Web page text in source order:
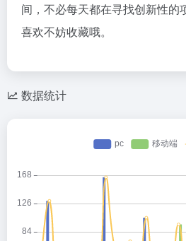
间，不必每天都在寻找创新性的
喜欢不妨收藏哦。
数据统计